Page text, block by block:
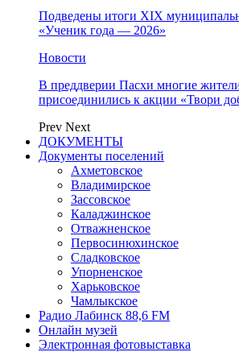
Подведены итоги XIX
«Ученик года — 2026»
Новости
В преддверии Пасхи многие
присоединились к акции «Твори
Prev Next
ДОКУМЕНТЫ
Документы поселений
Ахметовское
Владимирское
Зассовское
Каладжинское
Отважненское
Первосинюхинское
Сладковское
Упорненское
Харьковское
Чамлыкское
Радио Лабинск 88,6 FM
Онлайн музей
Электронная фотовыставка